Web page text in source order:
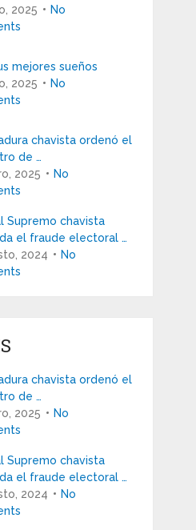
2025
No
mejores sueños
2025
No
chavista ordenó el
de …
2025
No
Supremo chavista
el fraude electoral …
2024
No
chavista ordenó el
de …
2025
No
Supremo chavista
el fraude electoral …
2024
No